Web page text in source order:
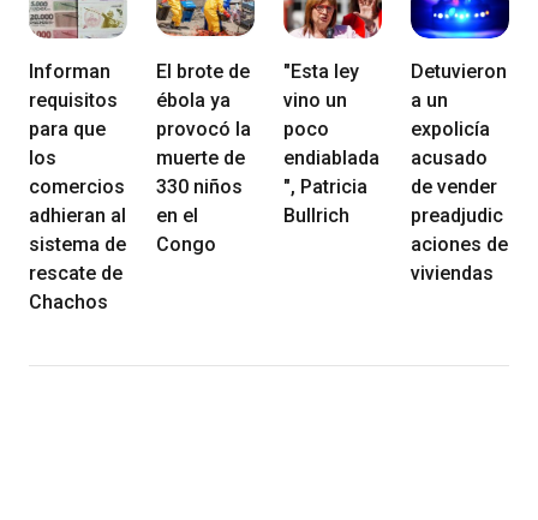
Informan
requisitos
para que
los
comercios
adhieran al
sistema de
rescate de
Chachos
El brote de
ébola ya
provocó la
muerte de
330 niños
en el
Congo
"Esta ley
vino un
poco
endiablada
", Patricia
Bullrich
Detuvieron
a un
expolicía
acusado
de vender
preadjudic
aciones de
viviendas